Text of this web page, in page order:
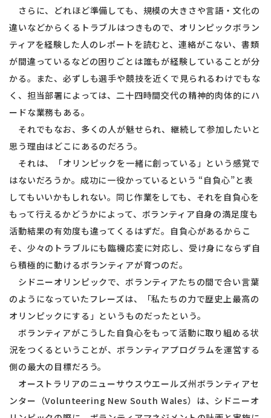
さらに、どれほど準備しても、規模の大きさや言語・文化の
違いなどからくるトラブルはつきもので、オリンピックボラン
ティアを経験した人のレポートを読むと、連絡がこない、書類
が間違っているなどの困りごとは誰もが経験していることが分
かる。また、必ずしも選手や競技を近くで見られるわけでもな
く、担当部署によっては、二十四時間交代の精神的肉体的にハ
ードな業務もある。
それでもなお、多くの人が魅せられ、継続して参加したいと
思う理由はどこにあるのだろう。
それは、「オリンピックを一緒に創っている」という感覚で
はないだろうか。成功に一役かっているという “自負心”と表
してもいいかもしれない。同じ作業をしても、それを自負心を
もって行えるかどうかによって、ボランティア自身の満足度も
活動結果の有効度も違ってくるはずだ。自負心があるからこ
そ、少々のトラブルにも臨機応変に対応し、受け身にならず自
ら積極的に動けるボランティアが育つのだ。
シドニーオリンピックで、ボランティアたちの間で合い言葉
のようになっていたフレーズは、「私たちの力で歴史上最高の
オリンピックにする」というものだったという。
ボランティアがこうした自負心をもって活動に取り組める状
況をつくるということが、ボランティアプログラムを運営する
側の最大の目標だろう。
オーストラリアのニューサウスウエールズ州ボランティアセ
ンター（Volunteering New South Wales）は、シドニーオ